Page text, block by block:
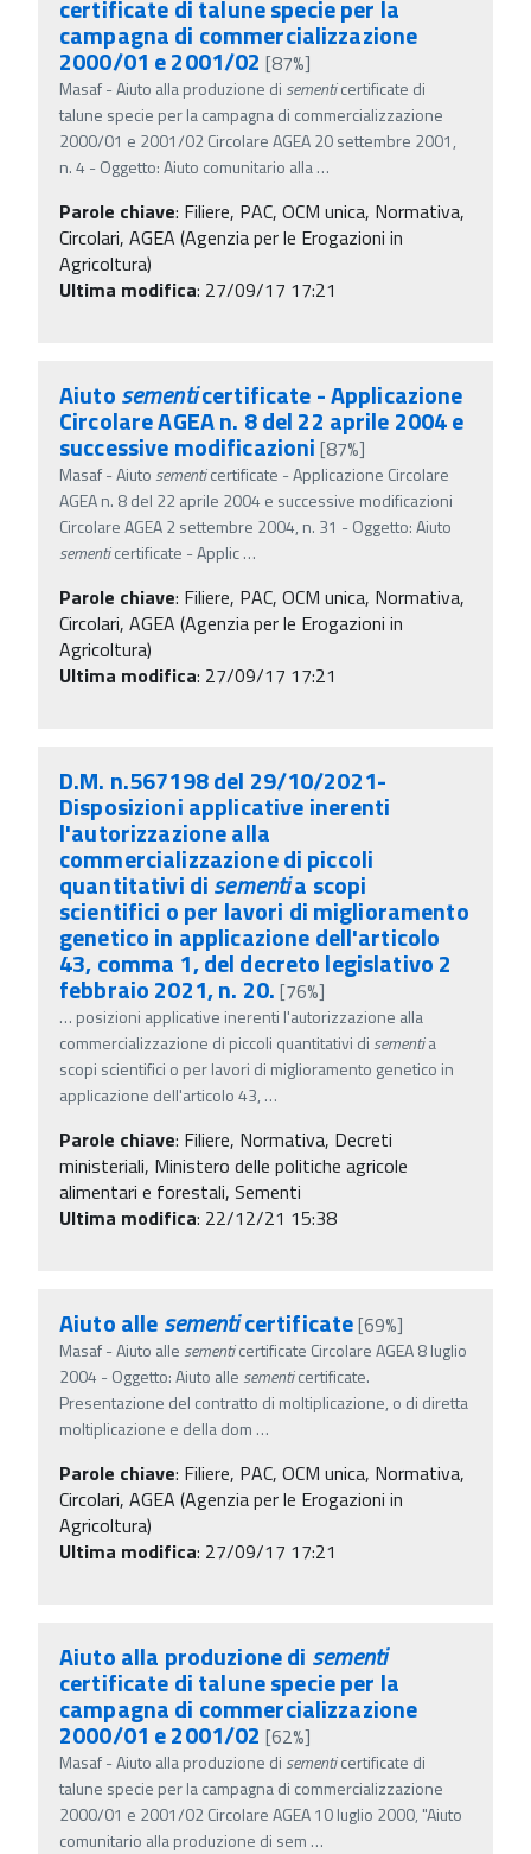
certificate di talune specie per la
campagna di commercializzazione
2000/01 e 2001/02 [87%]
Masaf - Aiuto alla produzione di sementicertificate di
talune specie per la campagna di commercializzazione
2000/01 e 2001/02 Circolare AGEA 20 settembre 2001,
n. 4 - Oggetto: Aiuto comunitario alla…
Parole chiave: Filiere, PAC, OCM unica, Normativa,
Circolari, AGEA (Agenzia per le Erogazioni in
Agricoltura)
Ultima modifica: 27/09/17 17:21
Aiutosementicertificate - Applicazione
Circolare AGEA n. 8 del 22 aprile 2004 e
successive modificazioni [87%]
Masaf - Aiuto sementicertificate - Applicazione Circolare
AGEA n. 8 del 22 aprile 2004 e successive modificazioni
Circolare AGEA 2 settembre 2004, n. 31 - Oggetto: Aiuto
sementicertificate - Applic…
Parole chiave: Filiere, PAC, OCM unica, Normativa,
Circolari, AGEA (Agenzia per le Erogazioni in
Agricoltura)
Ultima modifica: 27/09/17 17:21
D.M. n.567198 del 29/10/2021-
Disposizioni applicative inerenti
l'autorizzazione alla
commercializzazione di piccoli
quantitativi disementia scopi
scientifici o per lavori di miglioramento
genetico in applicazione dell'articolo
43, comma 1, del decreto legislativo 2
febbraio 2021, n. 20.[76%]
… posizioni applicative inerenti l'autorizzazione alla
commercializzazione di piccoli quantitativi di sementia
scopi scientifici o per lavori di miglioramento genetico in
applicazione dell'articolo 43, …
Parole chiave: Filiere, Normativa, Decreti
ministeriali, Ministero delle politiche agricole
alimentari e forestali, Sementi
Ultima modifica: 22/12/21 15:38
Aiuto allesementicertificate[69%]
Masaf - Aiuto alle sementicertificate Circolare AGEA 8 luglio
2004 - Oggetto: Aiuto alle sementicertificate.
Presentazione del contratto di moltiplicazione, o di diretta
moltiplicazione e della dom …
Parole chiave: Filiere, PAC, OCM unica, Normativa,
Circolari, AGEA (Agenzia per le Erogazioni in
Agricoltura)
Ultima modifica: 27/09/17 17:21
Aiuto alla produzione di sementi
certificate di talune specie per la
campagna di commercializzazione
2000/01 e 2001/02 [62%]
Masaf - Aiuto alla produzione di sementicertificate di
talune specie per la campagna di commercializzazione
2000/01 e 2001/02 Circolare AGEA 10 luglio 2000, "Aiuto
comunitario alla produzione di sem …